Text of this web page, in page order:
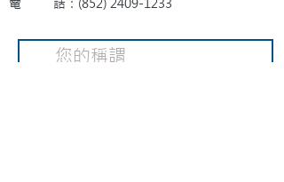
電 話：(852) 2409-1233